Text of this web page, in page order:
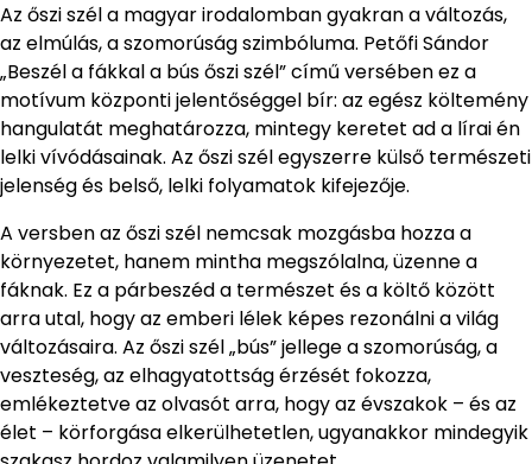
Az őszi szél a magyar irodalomban gyakran a változás,
az elmúlás, a szomorúság szimbóluma. Petőfi Sándor
„Beszél a fákkal a bús őszi szél” című versében ez a
motívum központi jelentőséggel bír: az egész költemény
hangulatát meghatározza, mintegy keretet ad a lírai én
lelki vívódásainak. Az őszi szél egyszerre külső természeti
jelenség és belső, lelki folyamatok kifejezője.
A versben az őszi szél nemcsak mozgásba hozza a
környezetet, hanem mintha megszólalna, üzenne a
fáknak. Ez a párbeszéd a természet és a költő között
arra utal, hogy az emberi lélek képes rezonálni a világ
változásaira. Az őszi szél „bús” jellege a szomorúság, a
veszteség, az elhagyatottság érzését fokozza,
emlékeztetve az olvasót arra, hogy az évszakok – és az
élet – körforgása elkerülhetetlen, ugyanakkor mindegyik